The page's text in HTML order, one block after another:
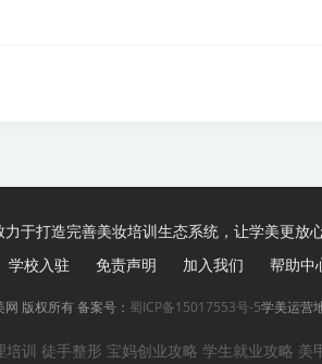
于打造完善美妆培训生态系统，让学美更放
学校入驻 免责声明 加入我们 帮助中
版权所有 备案号： 蜀ICP备15017553号-5学美运营
培训 徒手整形 宝妈创业攻略 学生就业攻略 美